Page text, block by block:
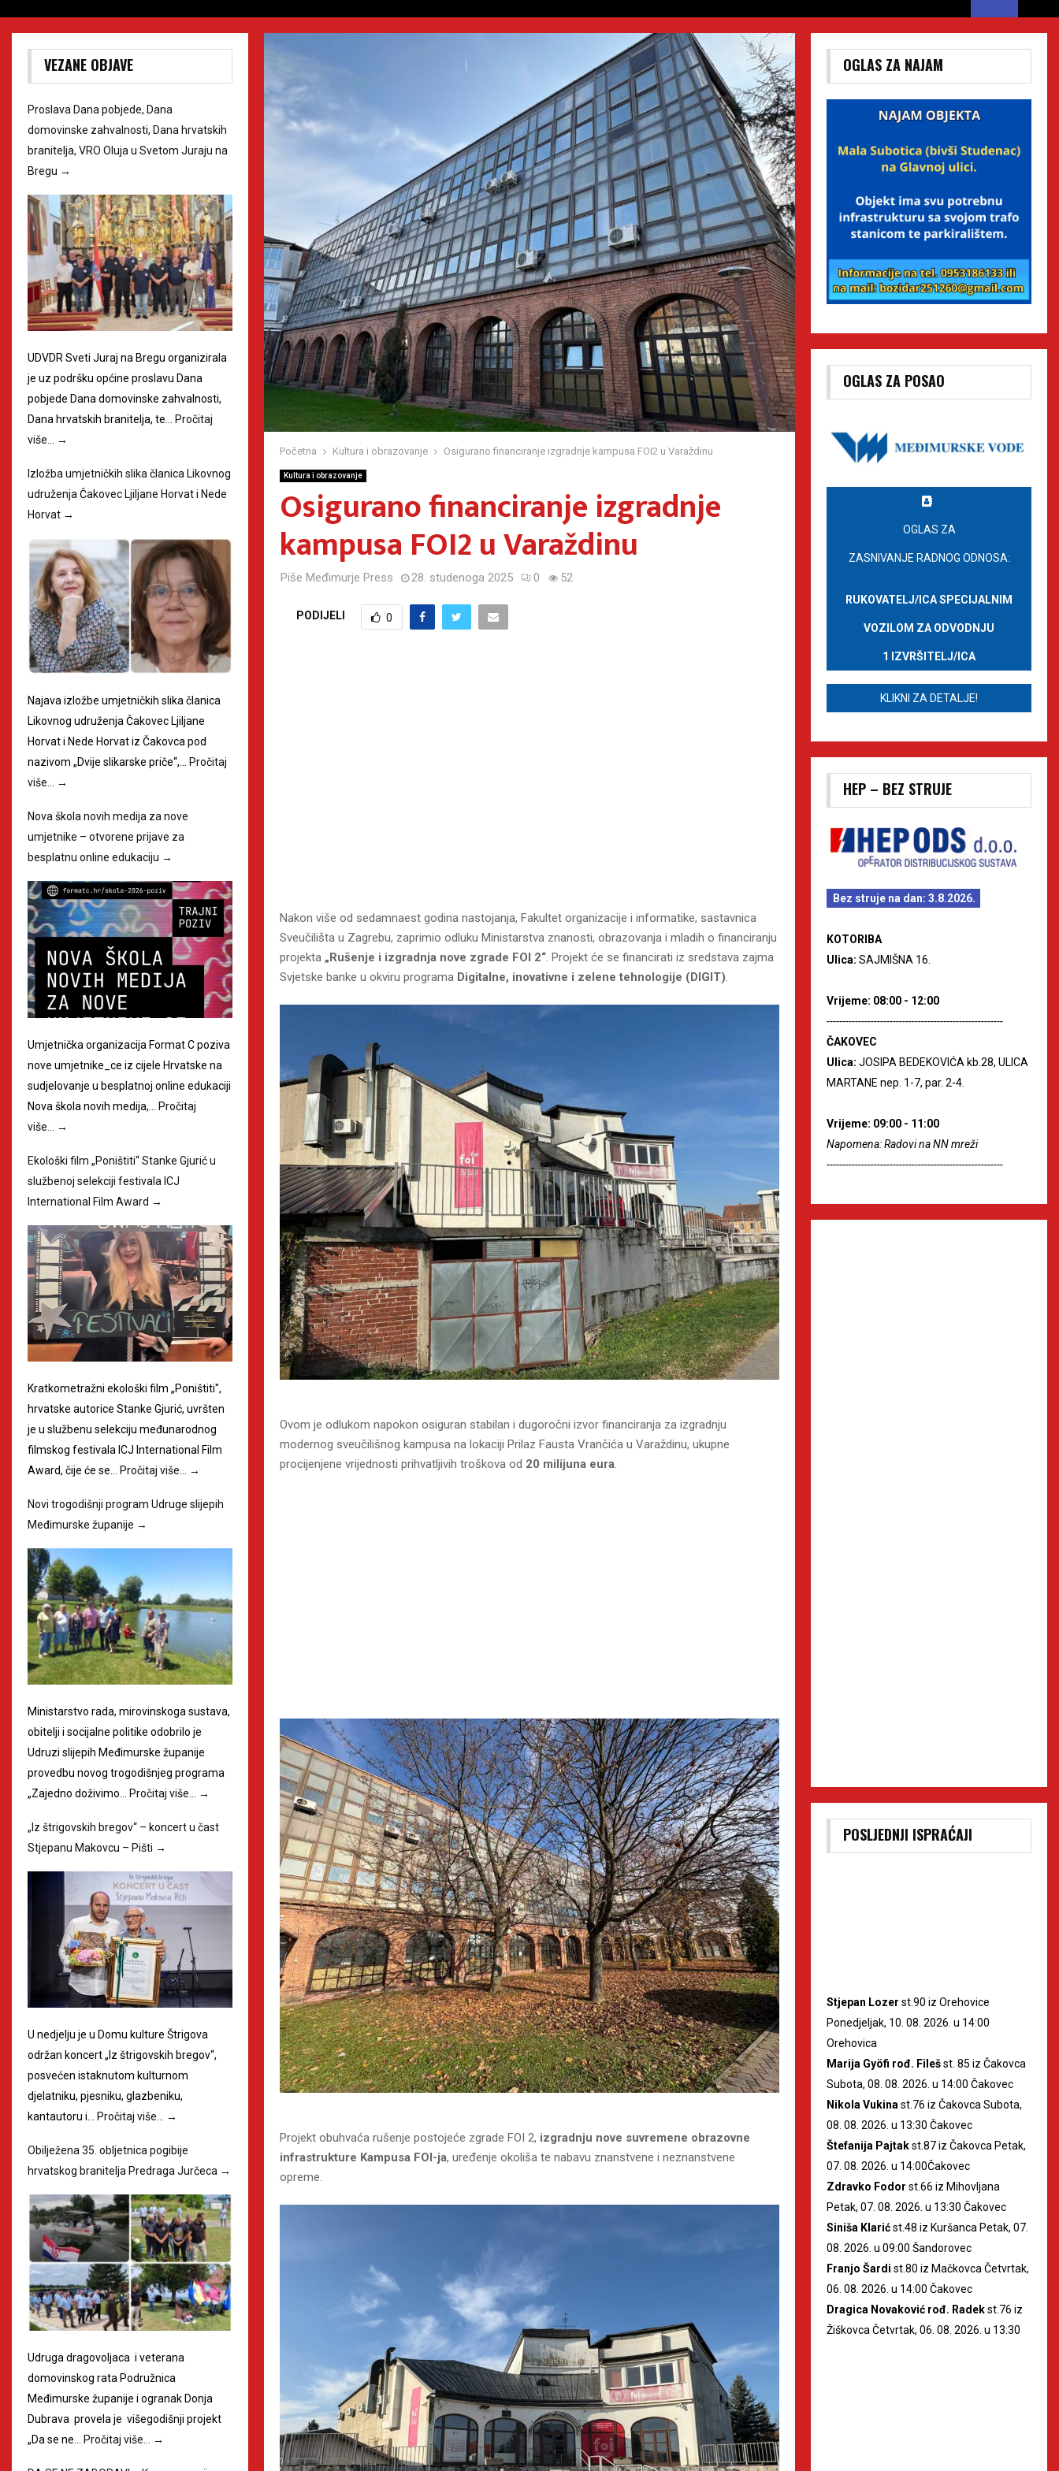
Početna Kultura i obrazovanje Osigurano financiranje izgradnje kampusa FOI2 u Varaždinu
Kultura i obrazovanje
Osigurano financiranje izgradnje
kampusa FOI2 u Varaždinu
Piše Međimurje Press 28. studenoga 2025 0 52
PODIJELI 0
Nakon više od sedamnaest godina nastojanja, Fakultet organizacije i informatike, sastavnica
Sveučilišta u Zagrebu, zaprimio odluku Ministarstva znanosti, obrazovanja i mladih o financiranju
projekta „Rušenje i izgradnja nove zgrade FOI 2“. Projekt će se financirati iz sredstava zajma
Svjetske banke u okviru programa Digitalne, inovativne i zelene tehnologije (DIGIT).
Ovom je odlukom napokon osiguran stabilan i dugoročni izvor financiranja za izgradnju
modernog sveučilišnog kampusa na lokaciji Prilaz Fausta Vrančića u Varaždinu, ukupne
procijenjene vrijednosti prihvatljivih troškova od 20 milijuna eura
Projekt obuhvaća rušenje postojeće zgrade FOI 2, izgradnju nove suvremene obrazovne
infrastrukture Kampusa FOI-ja, uređenje okoliša te nabavu znanstvene i neznanstvene
opreme.
VEZANE OBJAVE
Proslava Dana pobjede, Dana
domovinske zahvalnosti, Dana hrvatskih
branitelja, VRO Oluja u Svetom Juraju na
Bregu →
UDVDR Sveti Juraj na Bregu organizirala
je uz podršku općine proslavu Dana
pobjede Dana domovinske zahvalnosti,
Dana hrvatskih branitelja, te…
Pročitaj
više…
→
Izložba umjetničkih slika članica Likovnog
udruženja Čakovec Ljiljane Horvat i Nede
Horvat →
Najava izložbe umjetničkih slika članica
Likovnog udruženja Čakovec Ljiljane
Horvat i Nede Horvat iz Čakovca pod
nazivom „Dvije slikarske priče“,… Pročitaj
više… →
Nova škola novih medija za nove
umjetnike – otvorene prijave za
besplatnu online edukaciju →
Umjetnička organizacija Format C poziva
nove umjetnike_ce iz cijele Hrvatske na
sudjelovanje u besplatnoj online edukaciji
Nova škola novih medija,…
Pročitaj
više…
→
Ekološki film „Poništiti“ Stanke Gjurić u
službenoj selekciji festivala ICJ
International Film Award →
Kratkometražni ekološki film „Poništiti",
hrvatske autorice Stanke Gjurić, uvršten
je u službenu selekciju međunarodnog
filmskog festivala ICJ International Film
Award, čije će se…
Pročitaj više… →
Novi trogodišnji program Udruge slijepih
Međimurske županije →
Ministarstvo rada, mirovinskoga sustava,
obitelji i socijalne politike odobrilo je
Udruzi slijepih Međimurske županije
provedbu novog trogodišnjeg programa
„Zajedno doživimo…
Pročitaj više… →
„Iz štrigovskih bregov“ – koncert u čast
Stjepanu Makovcu – Pišti →
U nedjelju je u Domu kulture Štrigova
održan koncert „Iz štrigovskih bregov“,
posvećen istaknutom kulturnom
djelatniku, pjesniku, glazbeniku,
kantautoru i…
Pročitaj više… →
Obilježena 35. obljetnica pogibije
hrvatskog branitelja Predraga Jurčeca →
Udruga dragovoljaca i veterana
domovinskog rata Podružnica
Međimurske županije i ogranak Donja
Dubrava provela je višegodišnji projekt
„Da se ne…
Pročitaj više… →
OGLAS ZA NAJAM
OGLAS ZA POSAO
OGLAS ZA
ZASNIVANJE RADNOG ODNOSA:
RUKOVATELJ/ICA SPECIJALNIM
VOZILOM ZA ODVODNJU
1 IZVRŠITELJ/ICA
KLIKNI ZA DETALJE!
HEP – BEZ STRUJE
Bez struje na dan: 3.8.2026.
KOTORIBA
Ulica: SAJMIŠNA 16.
Vrijeme: 08:00 - 12:00
--------------------------------------------------------
ČAKOVEC
Ulica: JOSIPA BEDEKOVIĆA kb.28, ULICA
MARTANE nep. 1-7, par. 2-4.
Vrijeme: 09:00 - 11:00
Napomena: Radovi na NN mreži
--------------------------------------------------------
POSLJEDNJI ISPRAĆAJI
Stjepan Lozer st.90 iz Orehovice
Ponedjeljak, 10. 08. 2026. u 14:00
Orehovica
Marija Gyöfi rođ. Filešst. 85 iz Čakovca
Subota, 08. 08. 2026. u 14:00 Čakovec
Nikola Vukina st.76 iz Čakovca Subota,
08. 08. 2026. u 13:30 Čakovec
Štefanija Pajtakst.87 iz Čakovca Petak,
07. 08. 2026. u 14:00Čakovec
Zdravko Fodor st.66 iz Mihovljana
Petak, 07. 08. 2026. u 13:30 Čakovec
Siniša Klarićst.48 iz Kuršanca Petak, 07.
08. 2026. u 09:00 Šandorovec
Franjo Šardi st.80 iz Mačkovca Četvrtak,
06. 08. 2026. u 14:00 Čakovec
Dragica Novaković rođ. Radekst.76 iz
Žiškovca Četvrtak, 06. 08. 2026. u 13:30